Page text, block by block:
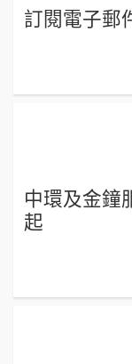
訂閱電子郵
中環及金鐘
起